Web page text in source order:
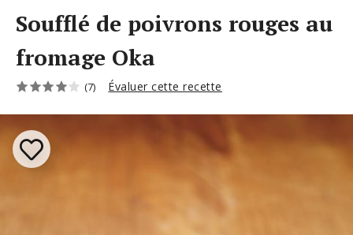
Soufflé de poivrons rouges au
fromage Oka
(7) Évaluer cette recette